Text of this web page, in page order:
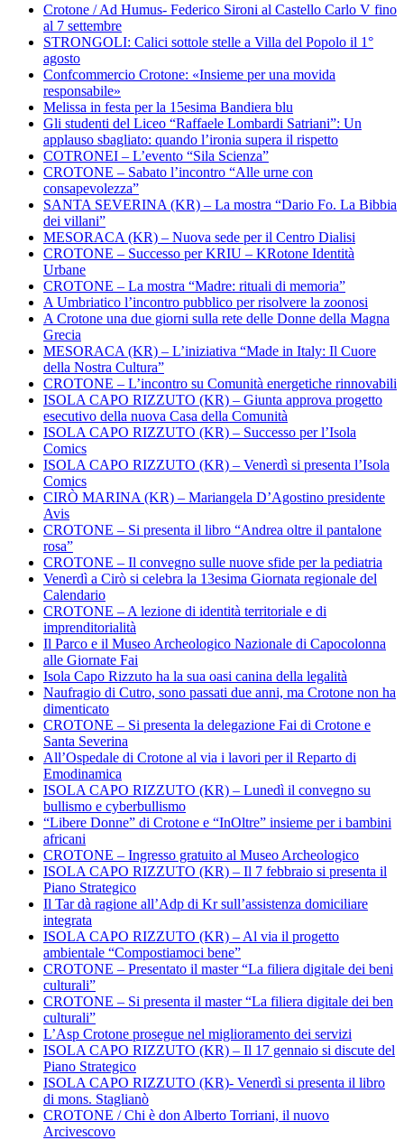
Crotone / Ad Humus- Federico Sironi al Castello Carlo V fino
al 7 settembre
STRONGOLI: Calici sottole stelle a Villa del Popolo il 1°
agosto
Confcommercio Crotone: «Insieme per una movida
responsabile»
Melissa in festa per la 15esima Bandiera blu
Gli studenti del Liceo “Raffaele Lombardi Satriani”: Un
applauso sbagliato: quando l’ironia supera il rispetto
COTRONEI – L’evento “Sila Scienza”
CROTONE – Sabato l’incontro “Alle urne con
consapevolezza”
SANTA SEVERINA (KR) – La mostra “Dario Fo. La Bibbia
dei villani”
MESORACA (KR) – Nuova sede per il Centro Dialisi
CROTONE – Successo per KRIU – KRotone Identità
Urbane
CROTONE – La mostra “Madre: rituali di memoria”
A Umbriatico l’incontro pubblico per risolvere la zoonosi
A Crotone una due giorni sulla rete delle Donne della Magna
Grecia
MESORACA (KR) – L’iniziativa “Made in Italy: Il Cuore
della Nostra Cultura”
CROTONE – L’incontro su Comunità energetiche rinnovabili
ISOLA CAPO RIZZUTO (KR) – Giunta approva progetto
esecutivo della nuova Casa della Comunità
ISOLA CAPO RIZZUTO (KR) – Successo per l’Isola
Comics
ISOLA CAPO RIZZUTO (KR) – Venerdì si presenta l’Isola
Comics
CIRÒ MARINA (KR) – Mariangela D’Agostino presidente
Avis
CROTONE – Si presenta il libro “Andrea oltre il pantalone
rosa”
CROTONE – Il convegno sulle nuove sfide per la pediatria
Venerdì a Cirò si celebra la 13esima Giornata regionale del
Calendario
CROTONE – A lezione di identità territoriale e di
imprenditorialità
Il Parco e il Museo Archeologico Nazionale di Capocolonna
alle Giornate Fai
Isola Capo Rizzuto ha la sua oasi canina della legalità
Naufragio di Cutro, sono passati due anni, ma Crotone non ha
dimenticato
CROTONE – Si presenta la delegazione Fai di Crotone e
Santa Severina
All’Ospedale di Crotone al via i lavori per il Reparto di
Emodinamica
ISOLA CAPO RIZZUTO (KR) – Lunedì il convegno su
bullismo e cyberbullismo
“Libere Donne” di Crotone e “InOltre” insieme per i bambini
africani
CROTONE – Ingresso gratuito al Museo Archeologico
ISOLA CAPO RIZZUTO (KR) – Il 7 febbraio si presenta il
Piano Strategico
Il Tar dà ragione all’Adp di Kr sull’assistenza domiciliare
integrata
ISOLA CAPO RIZZUTO (KR) – Al via il progetto
ambientale “Compostiamoci bene”
CROTONE – Presentato il master “La filiera digitale dei beni
culturali”
CROTONE – Si presenta il master “La filiera digitale dei ben
culturali”
L’Asp Crotone prosegue nel miglioramento dei servizi
ISOLA CAPO RIZZUTO (KR) – Il 17 gennaio si discute del
Piano Strategico
ISOLA CAPO RIZZUTO (KR)- Venerdì si presenta il libro
di mons. Staglianò
CROTONE / Chi è don Alberto Torriani, il nuovo
Arcivescovo